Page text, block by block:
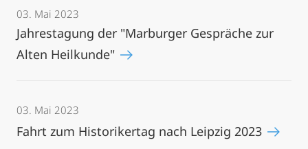
03. Mai 2023
Jahrestagung der "Marburger Gespräche zur
Alten Heilkunde"
03. Mai 2023
Fahrt zum Historikertag nach Leipzig 2023